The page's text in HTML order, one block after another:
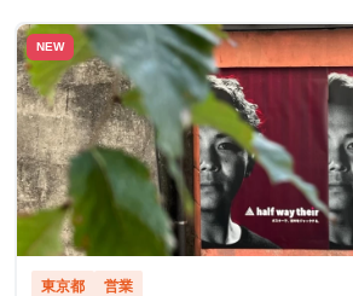
NEW
東京都 営業